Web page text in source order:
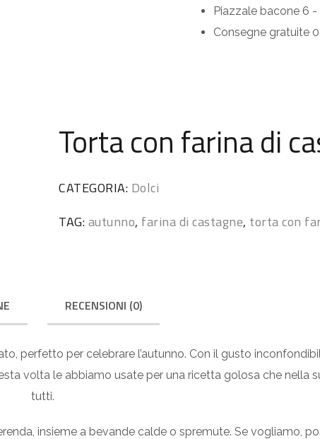
Piazzale bacone 6 -
Consegne gratuite
Torta con farina di
CATEGORIA: Dolci
TAG:autunno, farina di castagne, torta con
RECENSIONI (0)
perfetto per celebrare l’autunno. Con il gusto
volta le abbiamo usate per una ricetta golosa che nella
tutti.
insieme a bevande calde o spremute. Se vogliamo,